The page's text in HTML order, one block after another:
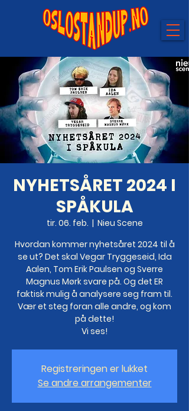
NYHETSÅRET 2024 I
SPÅKULA
tir. 06. feb.
  |
Nieu Scene
Hvordan kommer nyhetsåret 2024 til å
se ut? Det skal Vegar Tryggeseid, Ida
Aalen, Tom Erik Paulsen og Sverre
Magnus Mørk svare på. Og det ER
faktisk mulig å analysere seg fram til.
Vær et steg foran alle andre, og kom
på dette!
Vi ses!
Registreringen er lukket
Se andre arrangementer